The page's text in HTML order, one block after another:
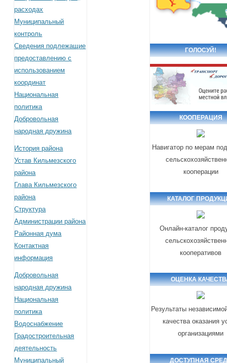
расходах
Муниципальный
контроль
Сведения подлежащие
предоставлению с
использованием
координат
Национальная
политика
Добровольная
народная дружина
История района
Устав Кильмезского
района
Глава Кильмезского
района
Структура
Администрации района
Районная дума
Контактная
информация
Добровольная
народная дружина
Национальная
политика
Водоснабжение
Градостроительная
деятельность
Муниципальный
ГОЛОСУЙ!
КООПЕРАЦИЯ
Навигатор по мерам
кооперации
КАТАЛОГ
Онлайн-каталог
кооперативов
ОЦЕНКА
Результаты
качества оказания
организациями
ДОСТУПНАЯ